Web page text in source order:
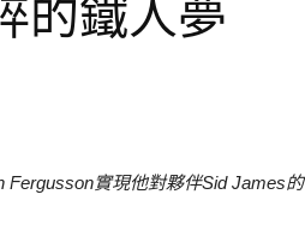
的鐵人夢
Fergusson實現他對夥伴Sid James的